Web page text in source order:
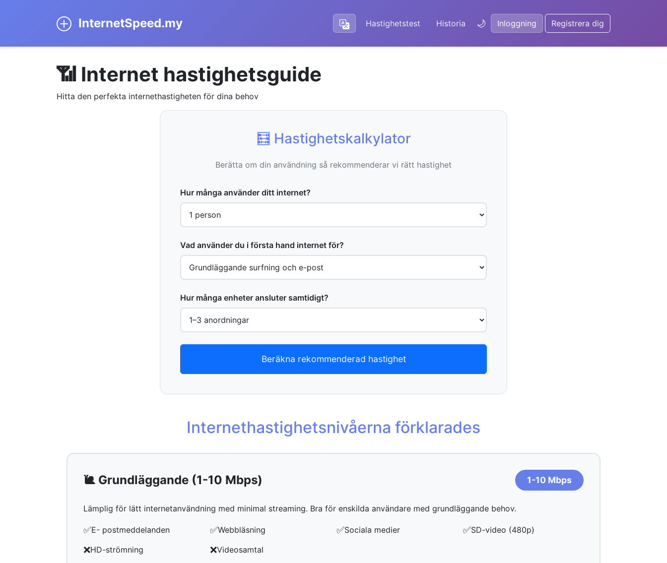
InternetSpeed.my Hastighetstest Historia 🌙 Inloggning Registrera dig
📶 Internet hastighetsguide
Hitta den perfekta internethastigheten för dina behov
🧮 Hastighetskalkylator
Berätta om din användning så rekommenderar vi rätt hastighet
Hur många använder ditt internet?
Vad använder du i första hand internet för?
Hur många enheter ansluter samtidigt?
Beräkna rekommenderad hastighet
Internethastighetsnivåerna förklarades
🐌 Grundläggande (1-10 Mbps) 1-10 Mbps
Lämplig för lätt internetanvändning med minimal streaming. Bra för enskilda användare med grundläggande behov.
✅E- postmeddelanden ✅Webbläsning ✅Sociala medier ✅SD-video (480p)
❌HD-strömning ❌Videosamtal